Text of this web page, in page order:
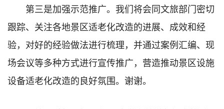
第三是加强示范推广。我们将会同文旅部门密切
跟踪、关注各地景区适老化改造的进展、成效和经
验，对好的经验做法进行梳理，并通过案例汇编、现
场会议等多种方式进行宣传推广，营造推动景区设施
设备适老化改造的良好氛围。谢谢。